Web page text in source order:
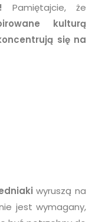
Pamiętajcie, że
kulturą
się na
wyruszą na
jest wymagany,